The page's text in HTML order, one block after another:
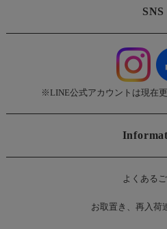
SNS
※LINE公式アカウントは現在
よくある
お取置き、再入荷